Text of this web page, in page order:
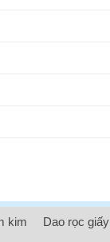
kim Dao rọc giấy